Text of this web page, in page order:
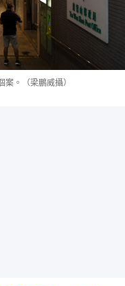
。（梁鵬威攝）